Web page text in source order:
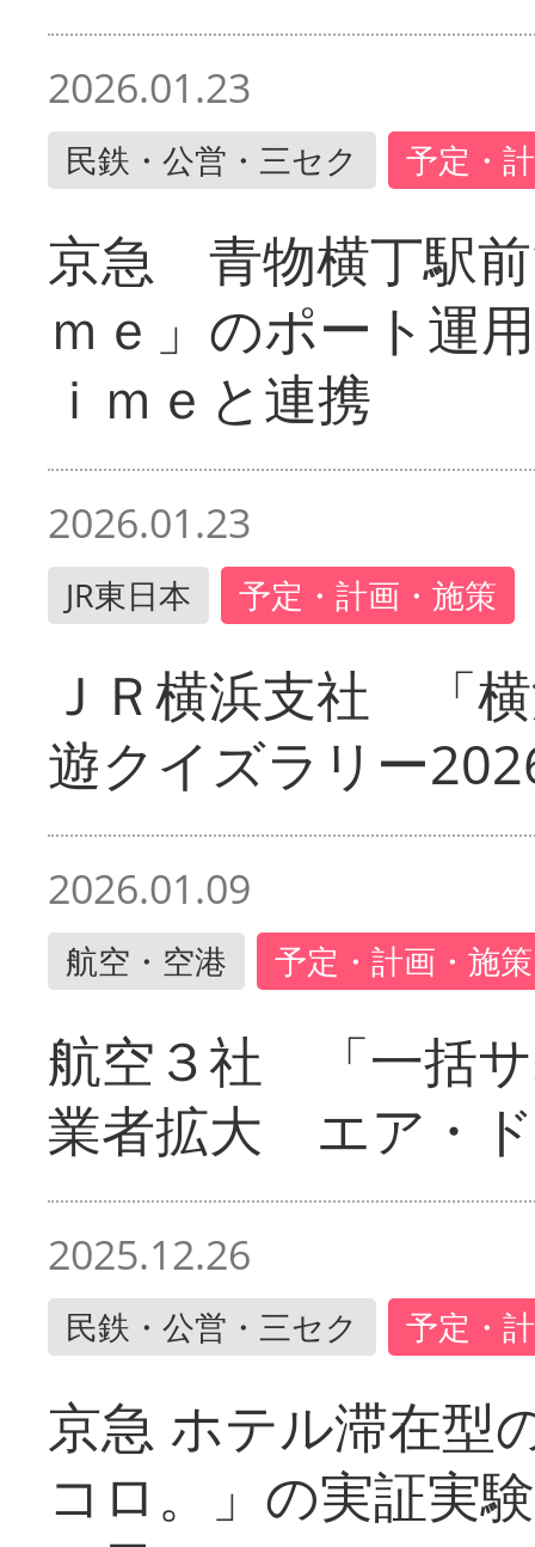
2026.01.23
民鉄・公営・三セク 予定・
京急 青物横丁駅
ｍｅ」のポート運
ｉｍｅと連携
2026.01.23
JR東日本 予定・計画・施策
ＪＲ横浜支社 「
遊クイズラリー
2026.01.09
航空・空港 予定・計画・施策
航空３社 「一括
業者拡大 エア・
2025.12.26
民鉄・公営・三セク 予定・
京急 ホテル滞在型
コロ。」の実証実